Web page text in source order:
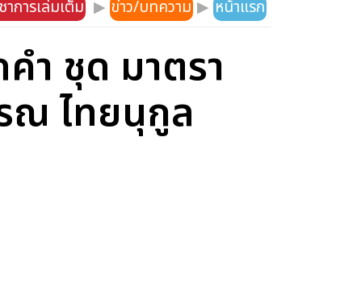
การเล่มเต็ม ▶ ข่าว/บทความ ▶ หน้าแรก
ำ ชุด มาตรา
ณ ไทยนุกูล